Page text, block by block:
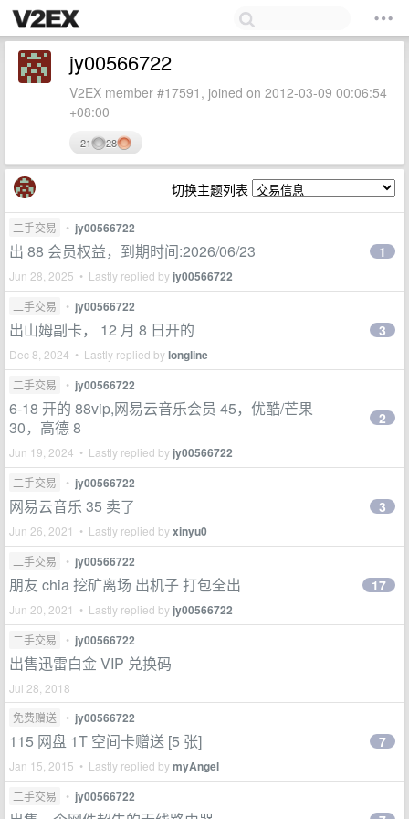
jy00566722
V2EX member #17591, joined on 2012-03-09 00:06:54
+08:00
21 28
切换主题列表
二手交易 • jy00566722
出 88 会员权益，到期时间:2026/06/23
Jun 28, 2025 • Lastly replied by jy00566722
1
二手交易 • jy00566722
出山姆副卡， 12 月 8 日开的
Dec 8, 2024 • Lastly replied bylongline
3
二手交易 • jy00566722
6-18 开的 88vip,网易云音乐会员 45，优酷/芒果
30，高德 8
Jun 19, 2024 • Lastly replied by jy00566722
2
二手交易 • jy00566722
网易云音乐 35 卖了
Jun 26, 2021 • Lastly replied byxinyu0
3
二手交易 • jy00566722
朋友 chia 挖矿离场 出机子 打包全出
Jun 20, 2021 • Lastly replied by jy00566722
17
二手交易 • jy00566722
出售迅雷白金 VIP 兑换码
Jul 28, 2018
免费赠送
• jy00566722
115 网盘 1T 空间卡赠送 [5 张]
Jan 15, 2015 • Lastly replied bymyAngel
7
二手交易 • jy00566722